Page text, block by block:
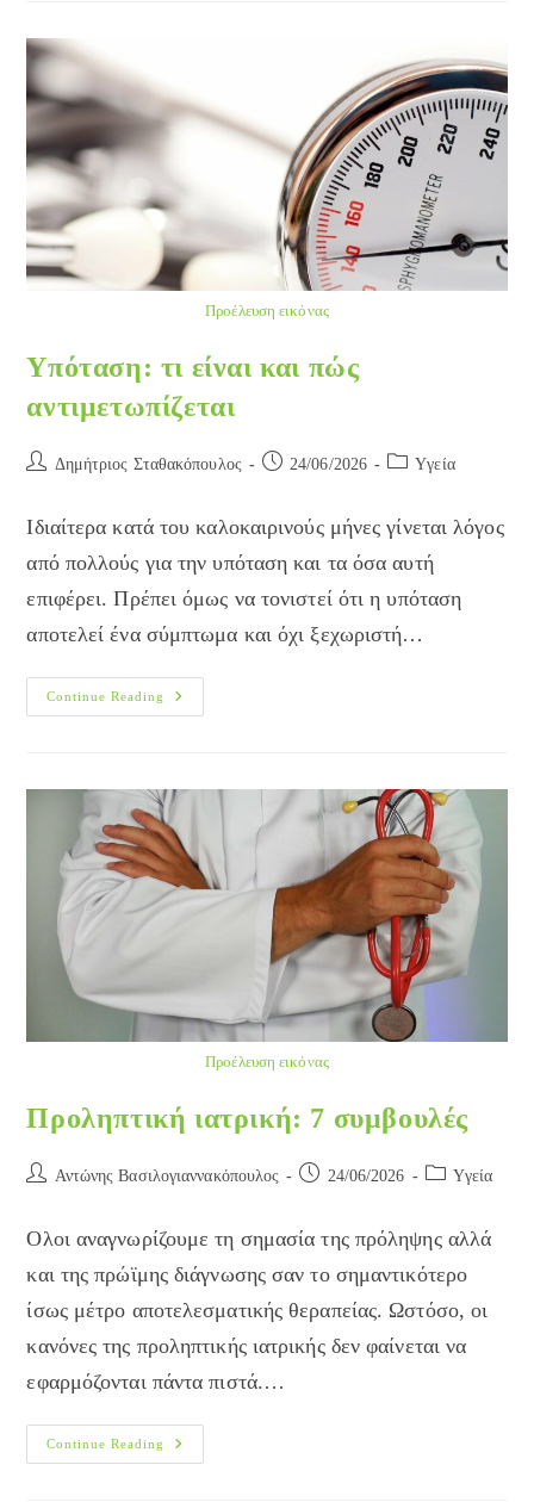
Προέλευση εικόνας
Υπόταση: τι είναι και πώς
αντιμετωπίζεται
Post Δημήτριος Σταθακόπουλος
Post 24/06/2026
PostYγεία
Ιδιαίτερα κατά του καλοκαιρινούς μήνες γίνεται λόγος
από πολλούς για την υπόταση και τα όσα αυτή
επιφέρει. Πρέπει όμως να τονιστεί ότι η υπόταση
αποτελεί ένα σύμπτωμα και όχι ξεχωριστή…
Continue Reading
Υπόταση:
Τι
Προέλευση εικόνας
Προληπτική ιατρική: 7 συμβουλές
Post Αντώνης Βασιλογιαννακόπουλος
Post 24/06/2026
PostYγεία
Ολοι αναγνωρίζουμε τη σημασία της πρόληψης αλλά
και της πρώϊμης διάγνωσης σαν το σημαντικότερο
ίσως μέτρο αποτελεσματικής θεραπείας. Ωστόσο, οι
κανόνες της προληπτικής ιατρικής δεν φαίνεται να
εφαρμόζονται πάντα πιστά.…
Continue Reading
Προληπτική
Ιατρική: